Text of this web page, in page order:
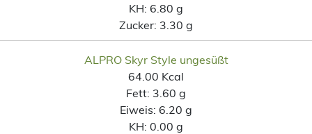
KH: 6.80 g
Zucker: 3.30 g
ALPRO Skyr Style ungesüßt
64.00 Kcal
Fett: 3.60 g
Eiweis: 6.20 g
KH: 0.00 g